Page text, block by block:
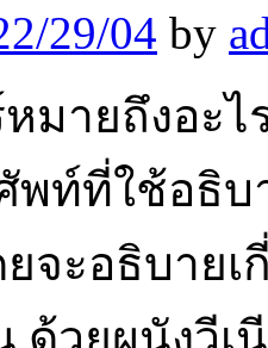
29/04 by
หมายถึงอะ
พท์ที่ใช้อธิบ
ะอธิบายเ
ด้วยผนังวีเ